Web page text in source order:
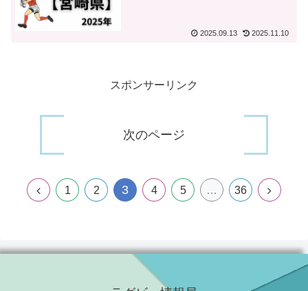
2025.09.13 2025.11.10
スポンサーリンク
次のページ
前
1 2 3 4 5 … 36
次